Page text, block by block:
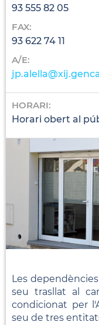
93 555 82 05
FAX:
93 622 74 11
A/E:
jp.alella
HORARI:
Horari obert al
Les
seu trasllat al
condicionat per
seu de tres